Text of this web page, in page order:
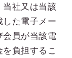
当社又は当該
た電子メー
会員が当該電
負担するこ